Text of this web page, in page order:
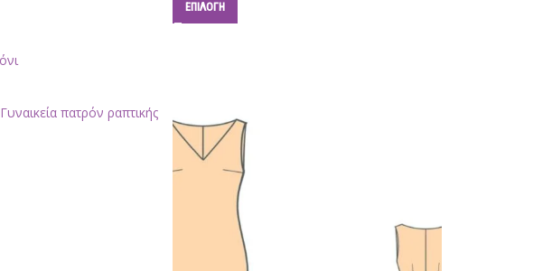
ΕΠΙΛΟΓΉ
Γυναικεία πατρόν ραπτικής